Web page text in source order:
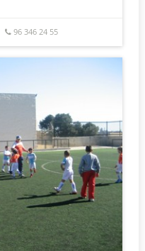
96 346 24 55